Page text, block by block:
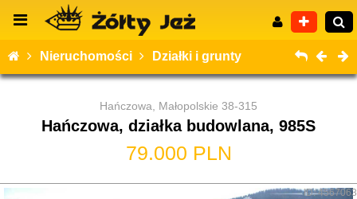
Wyszukiwanie zaawansowane
Nieruchomości Działki i grunty
Hańczowa, Małopolskie 38-315
Hańczowa, działka budowlana, 985S
79.000 PLN
ID: 4567063